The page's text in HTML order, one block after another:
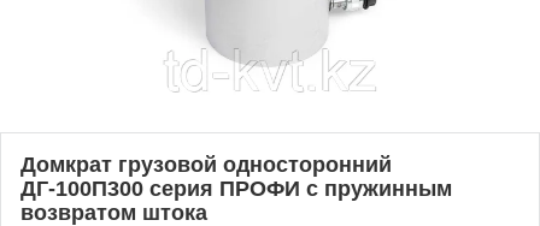
Домкрат грузовой односторонний
ДГ-100П300 серия ПРОФИ с пружинным
возвратом штока